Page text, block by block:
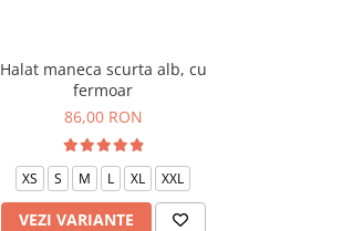
Halat maneca scurta alb, cu
fermoar
86,00 RON
XS S M L XL XXL
VEZI VARIANTE